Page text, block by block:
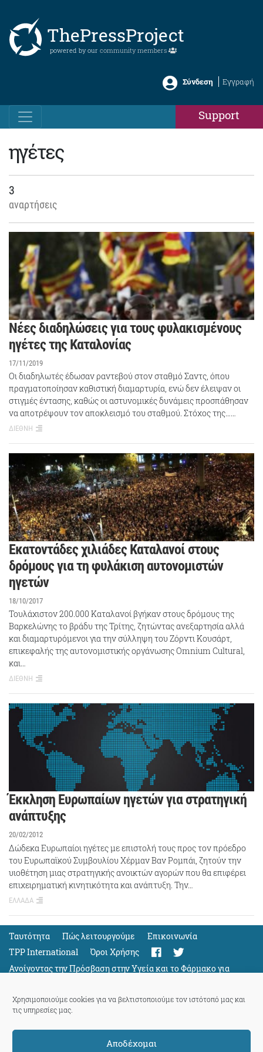
Χρησιμοποιούμε cookies για να βελτιστοποιούμε τον ιστότοπό μας και
τις υπηρεσίες μας.
Αποδέχομαι
ThePressProject
powered by our community members
Σύνδεση Εγγραφή
Support
ηγέτες
3
αναρτήσεις
Νέες διαδηλώσεις για τους φυλακισμένους
ηγέτες της Καταλονίας
17/11/2019
Οι διαδηλωτές έδωσαν ραντεβού στον σταθμό Σαντς, όπου
πραγματοποίησαν καθιστική διαμαρτυρία, ενώ δεν έλειψαν οι
στιγμές έντασης, καθώς οι αστυνομικές δυνάμεις προσπάθησαν
να αποτρέψουν τον αποκλεισμό του σταθμού. Στόχος της……
ΔΙΕΘΝΗ
Εκατοντάδες χιλιάδες Καταλανοί στους
δρόμους για τη φυλάκιση αυτονομιστών
ηγετών
18/10/2017
Τουλάχιστον 200.000 Καταλανοί βγήκαν στους δρόμους της
Βαρκελώνης το βράδυ της Τρίτης, ζητώντας ανεξαρτησία αλλά
και διαμαρτυρόμενοι για την σύλληψη του Ζόρντι Κουσάρτ,
επικεφαλής της αυτονομιστικής οργάνωσης Omnium Cultural,
και…
ΔΙΕΘΝΗ
Έκκληση Ευρωπαίων ηγετών για στρατηγική
ανάπτυξης
20/02/2012
Δώδεκα Ευρωπαίοι ηγέτες με επιστολή τους προς τον πρόεδρο
του Ευρωπαϊκού Συμβουλίου Χέρμαν Βαν Ρομπάι, ζητούν την
υιοθέτηση μιας στρατηγικής ανοικτών αγορών που θα επιφέρει
επιχειρηματική κινητικότητα και ανάπτυξη. Την…
ΕΛΛΑΔΑ
Ταυτότητα Πώς λειτουργούμε
Eπικοινωνία
TPP International
Όροι Χρήσης
Ανοίγοντας την Πρόσβαση στην Υγεία και το Φάρμακο για
Όλους
Support